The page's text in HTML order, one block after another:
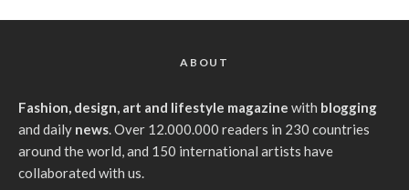
ABOUT
Fashion, design, art and lifestyle magazine with blogging
and daily news. Over 12.000.000 readers in 230 countries
around the world, and 150 international artists have
collaborated with us.